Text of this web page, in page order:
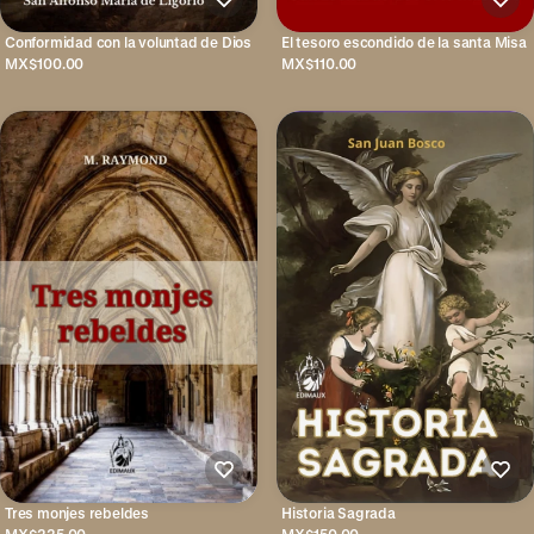
Conformidad con la voluntad de Dios
MX$100.00
El tesoro escondido de la santa Misa
MX$110.00
Tres monjes rebeldes
Historia Sagrada